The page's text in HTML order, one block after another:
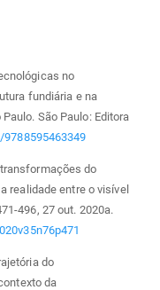
no
fundiária e na
São Paulo: Editora
transformações do
realidade entre o visível
496, 27 out. 2020a.
do
da